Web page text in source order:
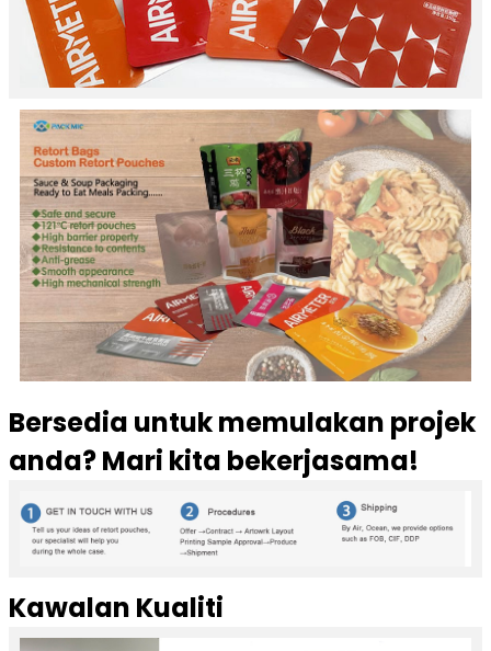
Bersedia untuk memulakan projek
anda? Mari kita bekerjasama!
Kawalan Kualiti